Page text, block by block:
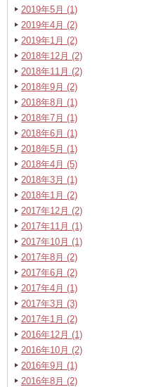
2019年5月 (1)
2019年4月 (2)
2019年1月 (2)
2018年12月 (2)
2018年11月 (2)
2018年9月 (2)
2018年8月 (1)
2018年7月 (1)
2018年6月 (1)
2018年5月 (1)
2018年4月 (5)
2018年3月 (1)
2018年1月 (2)
2017年12月 (2)
2017年11月 (1)
2017年10月 (1)
2017年8月 (2)
2017年6月 (2)
2017年4月 (1)
2017年3月 (3)
2017年1月 (2)
2016年12月 (1)
2016年10月 (2)
2016年9月 (1)
2016年8月 (2)